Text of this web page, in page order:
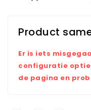
Product
Er is iets
configuratie
de pagina en